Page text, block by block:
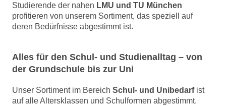
Studierende der nahen LMU und TU München
profitieren von unserem Sortiment, das speziell auf
deren Bedürfnisse abgestimmt ist.
Alles für den Schul- und Studienalltag – von
der Grundschule bis zur Uni
Unser Sortiment im Bereich Schul- und Unibedarfist
auf alle Altersklassen und Schulformen abgestimmt.